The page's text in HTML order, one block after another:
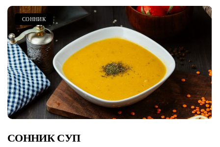
СОННИК
СОННИК СУП